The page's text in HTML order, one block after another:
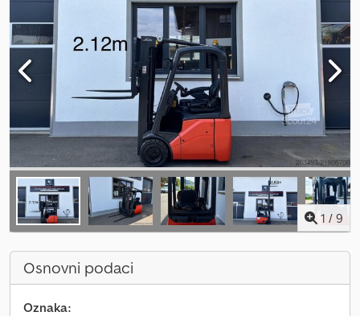
1 / 9
Osnovni podaci
Oznaka: